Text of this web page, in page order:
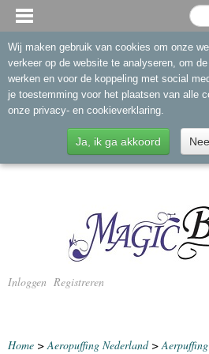
Inloggen Registreren
Home >Aeropuffing Nederland>
Wij maken gebruik van cookies om onze
verkeer op de website te analyseren, om
werken en voor de koppeling met social
je toestemming voor het plaatsen van alle
onze privacy- en cookieverklaring.
Ja, ik ga akkoord